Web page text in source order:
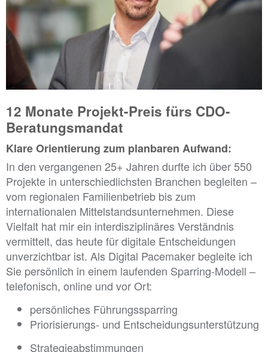
12 Monate Projekt-Preis fürs CDO-
Beratungsmandat
Klare Orientierung zum planbaren Aufwand:
In den vergangenen 25+ Jahren durfte ich über 550
Projekte in unterschiedlichsten Branchen begleiten –
vom regionalen Familienbetrieb bis zum
internationalen Mittelstandsunternehmen. Diese
Vielfalt hat mir ein interdisziplinäres Verständnis
vermittelt, das heute für digitale Entscheidungen
unverzichtbar ist. Als Digital Pacemaker begleite ich
Sie persönlich in einem laufenden Sparring-Modell –
telefonisch, online und vor Ort:
persönliches Führungssparring
Priorisierungs- und Entscheidungsunterstützung
Strategieabstimmungen